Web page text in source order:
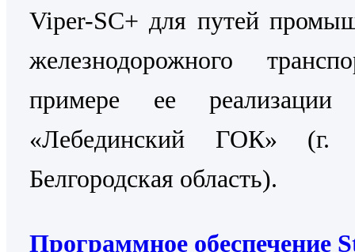
Viper-SC+ для путей
железнодорожного
примере ее
«Лебединский ГОК» (г.
Белгородская область).
Программное обеспечение